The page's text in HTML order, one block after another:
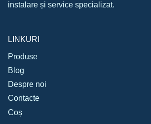
instalare și service specializat.
LINKURI
Produse
Blog
Despre noi
Contacte
Coș